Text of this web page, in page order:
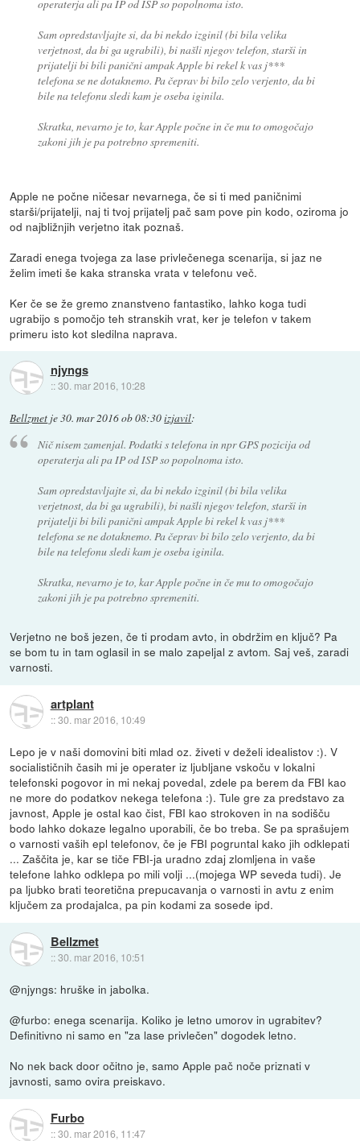
operaterja ali pa IP od ISP so popolnoma isto.
Sam opredstavljajte si, da bi nekdo izginil (bi bila velika
verjetnost, da bi ga ugrabili), bi našli njegov telefon, starši in
prijatelji bi bili panični ampak Apple bi rekel k vas j***
telefona se ne dotaknemo. Pa čeprav bi bilo zelo verjento, da bi
bile na telefonu sledi kam je oseba iginila.
Skratka, nevarno je to, kar Apple počne in če mu to omogočajo
zakoni jih je pa potrebno spremeniti.
Apple ne počne ničesar nevarnega, če si ti med paničnimi
starši/prijatelji, naj ti tvoj prijatelj pač sam pove pin kodo, oziroma jo
od najbližnjih verjetno itak poznaš.
Zaradi enega tvojega za lase privlečenega scenarija, si jaz ne
želim imeti še kaka stranska vrata v telefonu več.
Ker če se že gremo znanstveno fantastiko, lahko koga tudi
ugrabijo s pomočjo teh stranskih vrat, ker je telefon v takem
primeru isto kot sledilna naprava.
njyngs
::30. mar 2016, 10:28
Bellzmet je30. mar 2016 ob 08:30izjavil:
Nič nisem zamenjal. Podatki s telefona in npr GPS pozicija od
operaterja ali pa IP od ISP so popolnoma isto.
Sam opredstavljajte si, da bi nekdo izginil (bi bila velika
verjetnost, da bi ga ugrabili), bi našli njegov telefon, starši in
prijatelji bi bili panični ampak Apple bi rekel k vas j***
telefona se ne dotaknemo. Pa čeprav bi bilo zelo verjento, da bi
bile na telefonu sledi kam je oseba iginila.
Skratka, nevarno je to, kar Apple počne in če mu to omogočajo
zakoni jih je pa potrebno spremeniti.
Verjetno ne boš jezen, če ti prodam avto, in obdržim en ključ? Pa
se bom tu in tam oglasil in se malo zapeljal z avtom. Saj veš, zaradi
varnosti.
artplant
::30. mar 2016, 10:49
Lepo je v naši domovini biti mlad oz. živeti v deželi idealistov :). V
socialističnih časih mi je operater iz ljubljane vskoču v lokalni
telefonski pogovor in mi nekaj povedal, zdele pa berem da FBI kao
ne more do podatkov nekega telefona :). Tule gre za predstavo za
javnost, Apple je ostal kao čist, FBI kao strokoven in na sodišču
bodo lahko dokaze legalno uporabili, če bo treba. Se pa sprašujem
o varnosti vaših epl telefonov, če je FBI pogruntal kako jih odklepati
... Zaščita je, kar se tiče FBI-ja uradno zdaj zlomljena in vaše
telefone lahko odklepa po mili volji ...(mojega WP seveda tudi). Je
pa ljubko brati teoretična prepucavanja o varnosti in avtu z enim
ključem za prodajalca, pa pin kodami za sosede ipd.
Bellzmet
::30. mar 2016, 10:51
@njyngs: hruške in jabolka.
@furbo: enega scenarija. Koliko je letno umorov in ugrabitev?
Definitivno ni samo en "za lase privlečen" dogodek letno.
No nek back door očitno je, samo Apple pač noče priznati v
javnosti, samo ovira preiskavo.
Furbo
::30. mar 2016, 11:47